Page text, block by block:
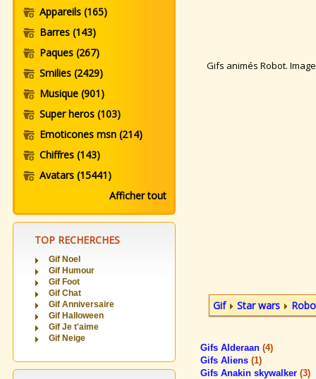
Appareils (165)
Barres (143)
Paques (267)
Smilies (2429)
Musique (901)
Super heros (103)
Emoticones msn (214)
Chiffres (143)
Avatars (15441)
Afficher tout
TOP RECHERCHES
Gif Noel
Gif Humour
Gif Foot
Gif Chat
Gif Anniversaire
Gif Halloween
Gif Je t'aime
Gif Neige
Gifs animés Robot.
Gif Star wars
Gifs Alderaan (4)
Gifs Aliens (1)
Gifs Anakin skywalker (3)